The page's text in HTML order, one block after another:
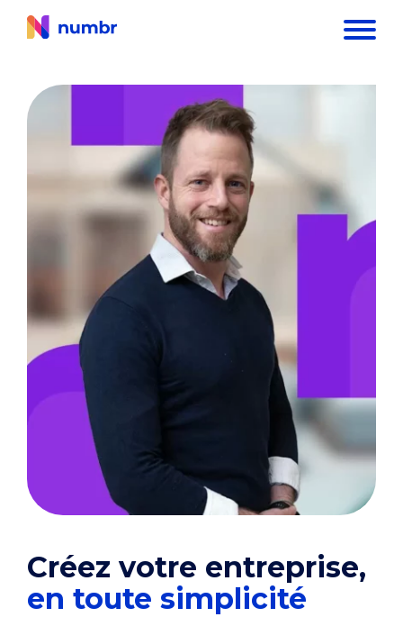
Créez votre entreprise,
en toute simplicité